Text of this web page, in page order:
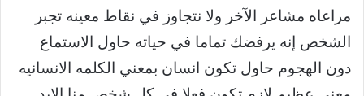
مراعاه مشاعر الآخر ولا نتجاوز في نقاط معينه تجبر
الشخص إنه يرفضك تماما في حياته حاول الاستماع
دون الهجوم حاول تكون انسان بمعني الكلمه الانسانيه